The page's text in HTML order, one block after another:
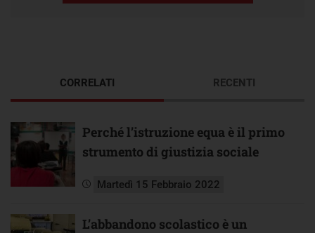
CORRELATI
Perché l’istruzione equa è il primo
strumento di giustizia sociale
Martedì 15 Febbraio 2022
L’abbandono scolastico è un
RECENTI